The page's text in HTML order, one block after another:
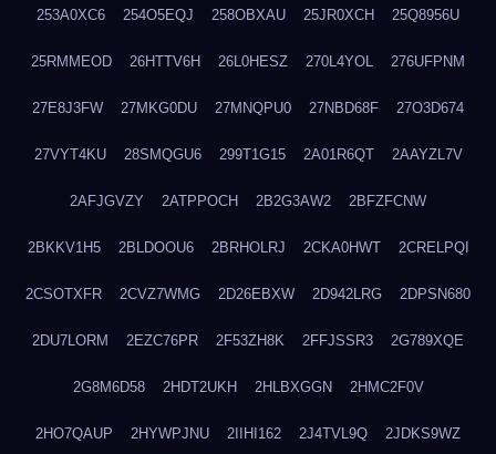
253A0XC6 254O5EQJ 258OBXAU 25JR0XCH 25Q8956U
25RMMEOD 26HTTV6H 26L0HESZ 270L4YOL 276UFPNM
27E8J3FW 27MKG0DU 27MNQPU0 27NBD68F 27O3D674
27VYT4KU 28SMQGU6 299T1G15 2A01R6QT 2AAYZL7V
2AFJGVZY 2ATPPOCH 2B2G3AW2 2BFZFCNW
2BKKV1H5 2BLDOOU6 2BRHOLRJ 2CKA0HWT 2CRELPQI
2CSOTXFR 2CVZ7WMG 2D26EBXW 2D942LRG 2DPSN680
2DU7LORM 2EZC76PR 2F53ZH8K 2FFJSSR3 2G789XQE
2G8M6D58 2HDT2UKH 2HLBXGGN 2HMC2F0V
2HO7QAUP 2HYWPJNU 2IIHI162 2J4TVL9Q 2JDKS9WZ